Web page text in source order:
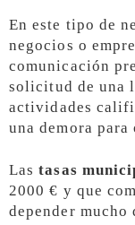
En este tipo de
negocios o
comunicación
solicitud de una
actividades
una demora
Lastasas
2000 € y que
depender